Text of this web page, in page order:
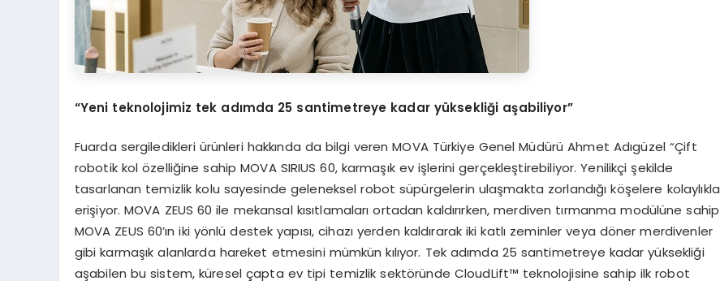
“Yeni teknolojimiz tek adımda 25 santimetreye kadar yüksekliği aşabiliyor”
Fuarda sergiledikleri ürünleri hakkında da bilgi veren MOVA Türkiye Genel Müdürü Ahmet Adıgüzel “Çift
robotik kol özelliğine sahip MOVA SIRIUS 60, karmaşık ev işlerini gerçekleştirebiliyor. Yenilikçi şekilde
tasarlanan temizlik kolu sayesinde geleneksel robot süpürgelerin ulaşmakta zorlandığı köşelere kolaylıkla
erişiyor. MOVA ZEUS 60 ile mekansal kısıtlamaları ortadan kaldırırken, merdiven tırmanma modülüne sahip
MOVA ZEUS 60’ın iki yönlü destek yapısı, cihazı yerden kaldırarak iki katlı zeminler veya döner merdivenler
gibi karmaşık alanlarda hareket etmesini mümkün kılıyor. Tek adımda 25 santimetreye kadar yüksekliği
aşabilen bu sistem, küresel çapta ev tipi temizlik sektöründe CloudLift™ teknolojisine sahip ilk robot